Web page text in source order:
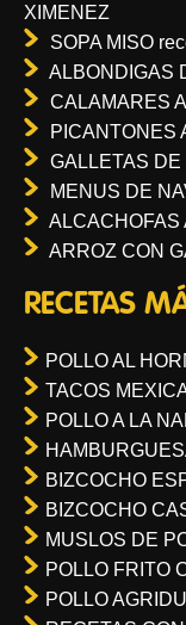
XIMENEZ
SOPA MISO
ALBONDIGAS
CALAMARES
PICANTONES
GALLETAS DE
MENUS DE
ALCACHOFAS
ARROZ CON
RECETAS
POLLO AL
TACOS
POLLO A LA
BIZCOCHO
BIZCOCHO
MUSLOS DE
POLLO FRITO
POLLO